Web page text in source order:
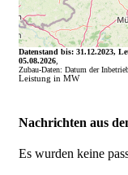
Datenstand bis: 31.12.2023,
05.08.2026,
Zubau-Daten: Datum der
Leistung in MW
Nachrichten aus
Es wurden keine